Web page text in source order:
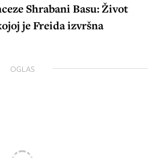
Shrabani Basu: Život
je Freida izvršna
OGLAS